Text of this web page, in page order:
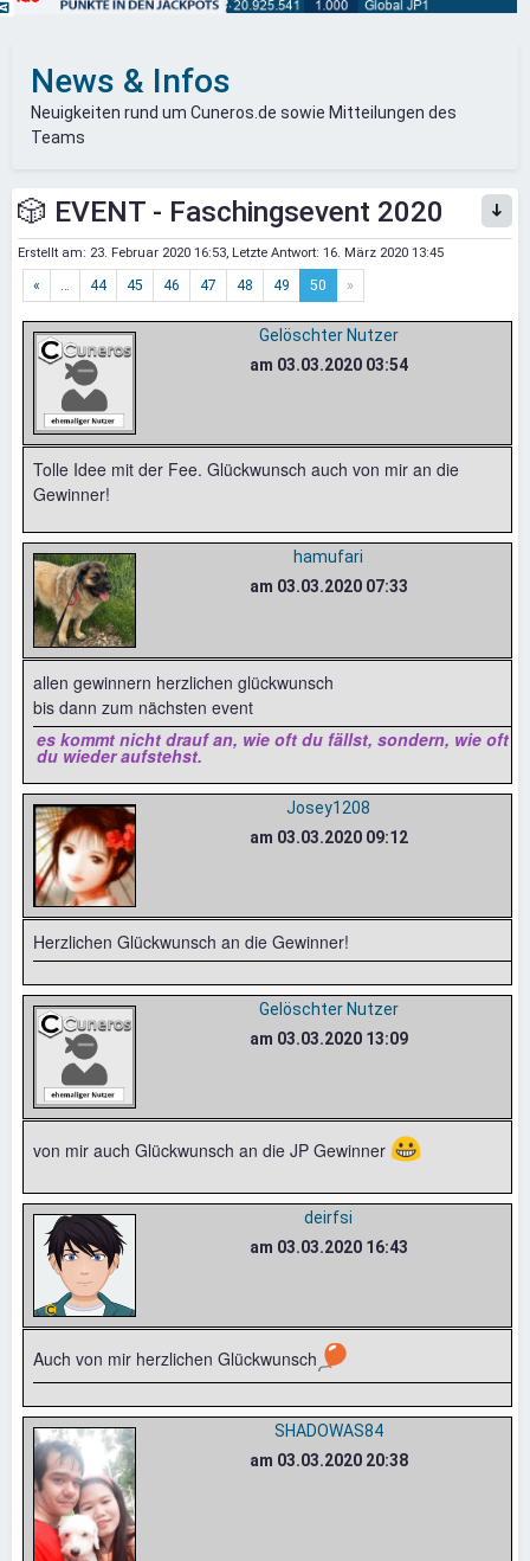
News & Infos
Neuigkeiten rund um Cuneros.de sowie Mitteilungen des
Teams
🎲 EVENT - Faschingsevent 2020
Erstellt am: 23. Februar 2020 16:53, Letzte Antwort: 16. März 2020 13:45
« … 44 45 46 47 48 49 50 »
Gelöschter Nutzer
am 03.03.2020 03:54
Tolle Idee mit der Fee. Glückwunsch auch von mir an die
Gewinner!
hamufari
am 03.03.2020 07:33
allen gewinnern herzlichen glückwunsch
bis dann zum nächsten event
es kommt nicht drauf an, wie oft du fällst, sondern, wie oft
du wieder aufstehst.
Josey1208
am 03.03.2020 09:12
Herzlichen Glückwunsch an die Gewinner!
Gelöschter Nutzer
am 03.03.2020 13:09
von mir auch Glückwunsch an die JP Gewinner 😀
deirfsi
am 03.03.2020 16:43
Auch von mir herzlichen Glückwunsch 🎈
SHADOWAS84
am 03.03.2020 20:38